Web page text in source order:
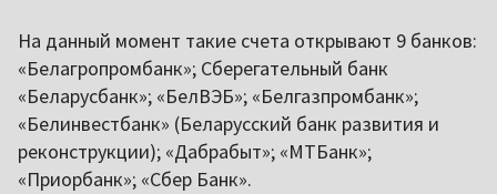
На данный момент такие счета открывают 9 банков:
«Белагропромбанк»; Сберегательный банк
«Беларусбанк»; «БелВЭБ»; «Белгазпромбанк»;
«Белинвестбанк» (Беларусский банк развития и
реконструкции); «Дабрабыт»; «МТБанк»;
«Приорбанк»; «Сбер Банк».